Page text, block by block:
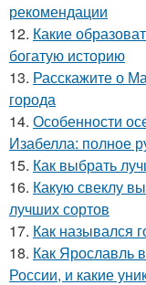
рекомендации
12. Какие
богатую историю
13. Расскажите о
города
14. Особенности
Изабелла: полное
15. Как выбрать
16. Какую свеклу
лучших сортов
17. Как назывался
18. Как Ярославль
России, и какие